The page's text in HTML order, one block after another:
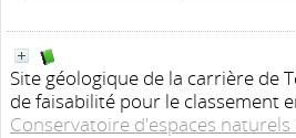
Site géologique de la carrière de
de faisabilité pour le classement
Conservatoire d'espaces